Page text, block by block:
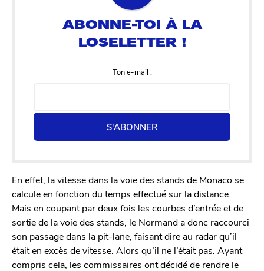
Ton e-mail :
S'ABONNER
En effet, la vitesse dans la voie des stands de Monaco se
calcule en fonction du temps effectué sur la distance.
Mais en coupant par deux fois les courbes d’entrée et de
sortie de la voie des stands, le Normand a donc raccourci
son passage dans la pit-lane, faisant dire au radar qu’il
était en excès de vitesse. Alors qu’il ne l’était pas. Ayant
compris cela, les commissaires ont décidé de rendre le